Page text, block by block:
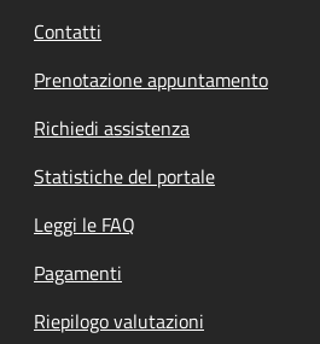
Contatti
Prenotazione appuntamento
Richiedi assistenza
Statistiche del portale
Leggi le FAQ
Pagamenti
Riepilogo valutazioni